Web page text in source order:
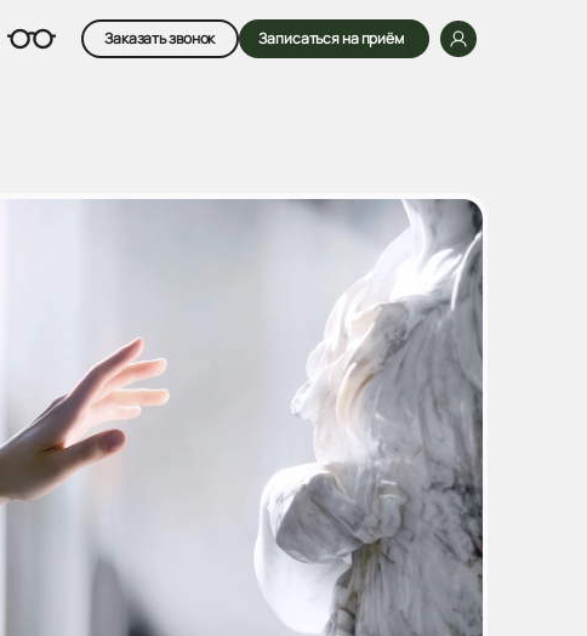
Заказать звонок Записаться на приём